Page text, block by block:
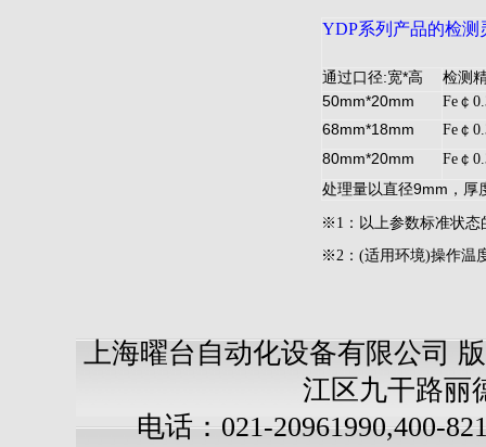
YDP系列产品的检测
通过口径:宽*高 检测
50mm*20mm Fe￠
68mm*18mm Fe￠
80mm*20mm
Fe￠
处理量以直径9mm ，厚
※1：以上参数标准状态
※2：(适用环境)操作温
上海曜台自动化设备有限公司
江区九干路丽
电话：021-20961990,400-